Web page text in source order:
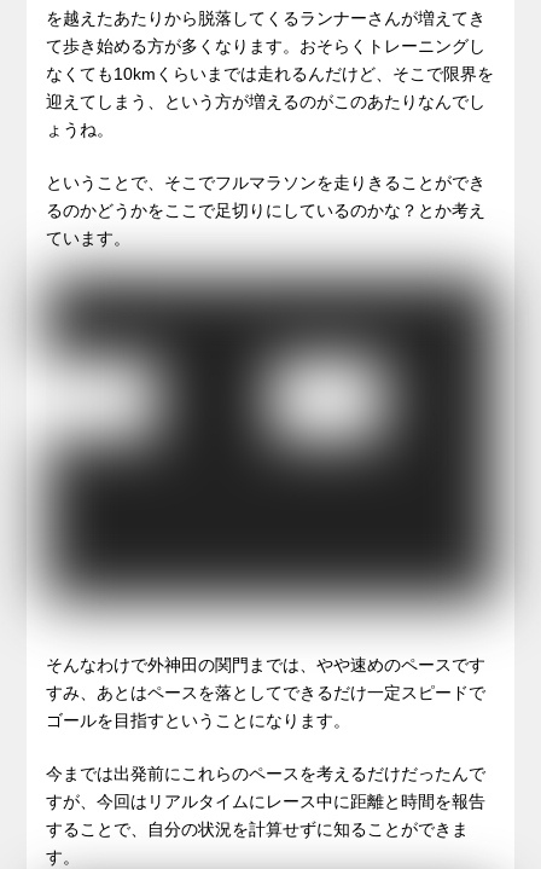
を越えたあたりから脱落してくるランナーさんが増えてき
て歩き始める方が多くなります。おそらくトレーニングし
なくても10kmくらいまでは走れるんだけど、そこで限界を
迎えてしまう、という方が増えるのがこのあたりなんでし
ょうね。
ということで、そこでフルマラソンを走りきることができ
るのかどうかをここで足切りにしているのかな？とか考え
ています。
そんなわけで外神田の関門までは、やや速めのペースです
すみ、あとはペースを落としてできるだけ一定スピードで
ゴールを目指すということになります。
今までは出発前にこれらのペースを考えるだけだったんで
すが、今回はリアルタイムにレース中に距離と時間を報告
することで、自分の状況を計算せずに知ることができま
す。